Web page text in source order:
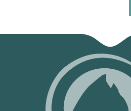
renforcement des initiatives
principe "de relocalisation et
consommation sont ramenés
LIRE LA SUITE